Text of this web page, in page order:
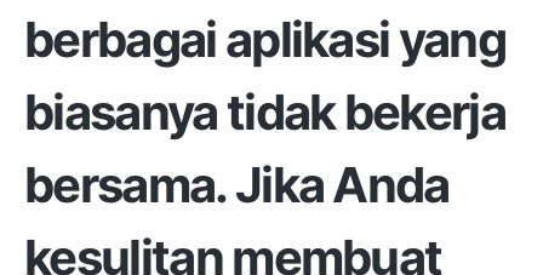
berbagai aplikasi yang
biasanya tidak bekerja
bersama. Jika Anda
kesulitan membuat